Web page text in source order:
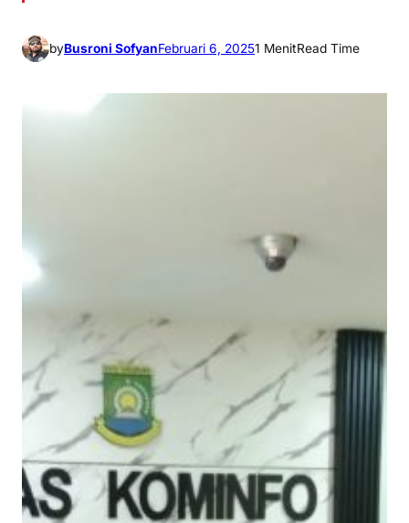
byBusroni SofyanFebruari 6, 20251 MenitRead Time